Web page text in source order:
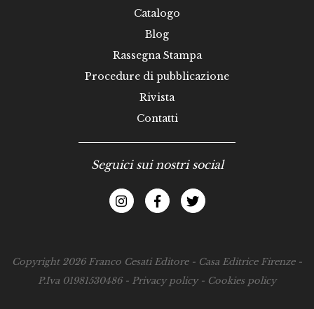
Catalogo
Blog
Rassegna Stampa
Procedure di pubblicazione
Rivista
Contatti
Seguici sui nostri social
Copyright 2026 Franco Cesati Editore - Casa Editrice Firenze -
P.Iva 01981530486 - Privacy policy- Cookies policy